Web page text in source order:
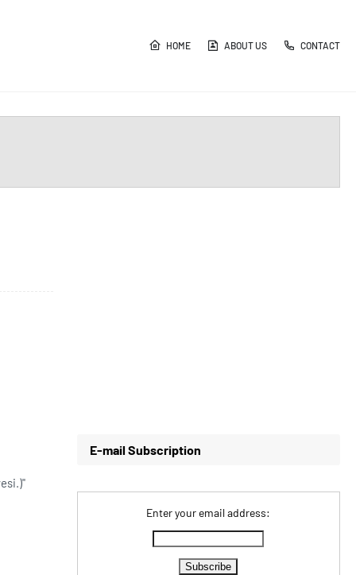
HOME ABOUT US CONTACT
E-mail Subscription
Enter your email address: